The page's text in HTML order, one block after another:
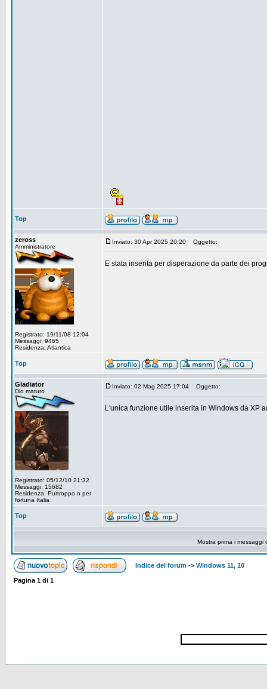
Top
zeross
Amministratore
Registrato: 19/11/08 12:04
Messaggi: 9465
Residenza: Atlantica
Inviato: 30 Apr 2025 20:20 Oggetto:
E stata inserita per disperazione da parte dei
Top
Gladiator
Dio maturo
Registrato: 05/12/10 21:32
Messaggi: 15682
Residenza: Purtroppo o per
fortuna Italia
Inviato: 02 Mag 2025 17:04 Oggetto:
L'unica funzione utile inserita in Windows da XP
Top
Mostra prima i messaggi
Indice del forum -> Windows 11, 10
Pagina 1 di 1